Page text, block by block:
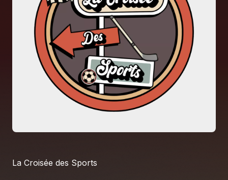
Palmarès
À propos
S'impliquer
Carrière
Location studio
La Croisée des Sports